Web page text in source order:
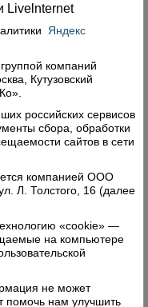
автора
за 2024 года
Livelnternet
Яндекс
компаний
Кутузовский
российских сервисов
сбора, обработки
сайтов в сети
компанией ООО
Л. Толстого, 16 (далее
«cookie» —
на компьютере
не может
помочь нам улучшить